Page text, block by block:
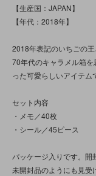
【生産国：JAPAN】
【年代：2018年】
2018年表記のいちごの王
70年代のキャラメル箱
った可愛らしいアイテム
セット内容
・メモ／40枚
・シール／45ピース
パッケージ入りです。開
未開封品のようにも見受